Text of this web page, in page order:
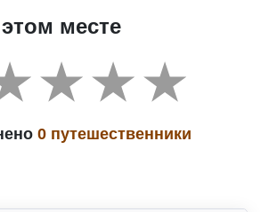
этом месте
0 путешественники